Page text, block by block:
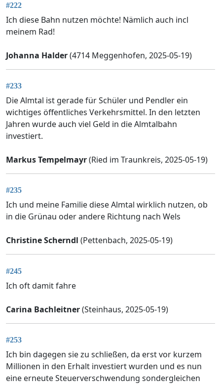
#222
Ich diese Bahn nutzen möchte! Nämlich auch incl
meinem Rad!
Johanna Halder(4714 Meggenhofen, 2025-05-19)
#233
Die Almtal ist gerade für Schüler und Pendler ein
wichtiges öffentliches Verkehrsmittel. In den letzten
Jahren wurde auch viel Geld in die Almtalbahn
investiert.
Markus Tempelmayr(Ried im Traunkreis, 2025-05-19)
#235
Ich und meine Familie diese Almtal wirklich nutzen, ob
in die Grünau oder andere Richtung nach Wels
Christine Scherndl (Pettenbach, 2025-05-19)
#245
Ich oft damit fahre
Carina Bachleitner(Steinhaus, 2025-05-19)
#253
Ich bin dagegen sie zu schließen, da erst vor kurzem
Millionen in den Erhalt investiert wurden und es nun
eine erneute Steuerverschwendung sondergleichen